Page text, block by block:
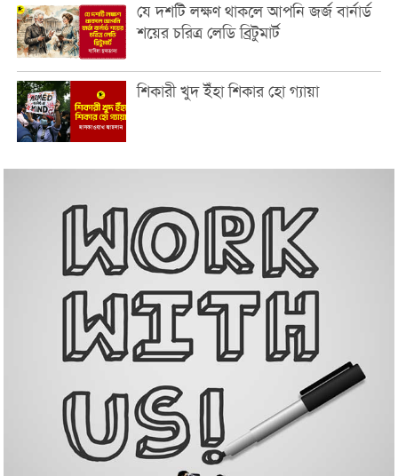
যে দশটি লক্ষণ থাকলে আপনি জর্জ বার্নার্ড
শয়ের চরিত্র লেডি ব্রিটুমার্ট
শিকারী খুদ ইঁহা শিকার হো গ্যায়া